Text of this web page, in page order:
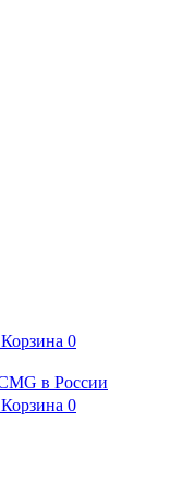
Корзина 0
Корзина 0